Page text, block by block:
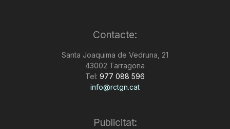
Contacte:
Santa Joaquima de Vedruna, 21
43002 Tarragona
Tel: 977 088 596
info@rctgn.cat
Publicitat: